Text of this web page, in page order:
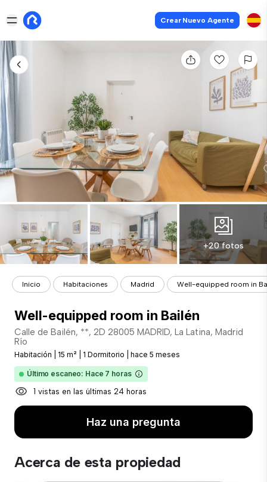
Crear Nuevo Agente
+20 fotos
Inicio Habitaciones Madrid Well-equipped room in
Well-equipped room in Bailén
Calle de Bailén, **, 2D 28005 MADRID, La Latina, Madrid
Río
Habitación 15 m² 1 Dormitorio hace 5 meses
Último escaneo: Hace 7 horas
1 vistas en las últimas 24 horas
Haz una pregunta
Acerca de esta propiedad